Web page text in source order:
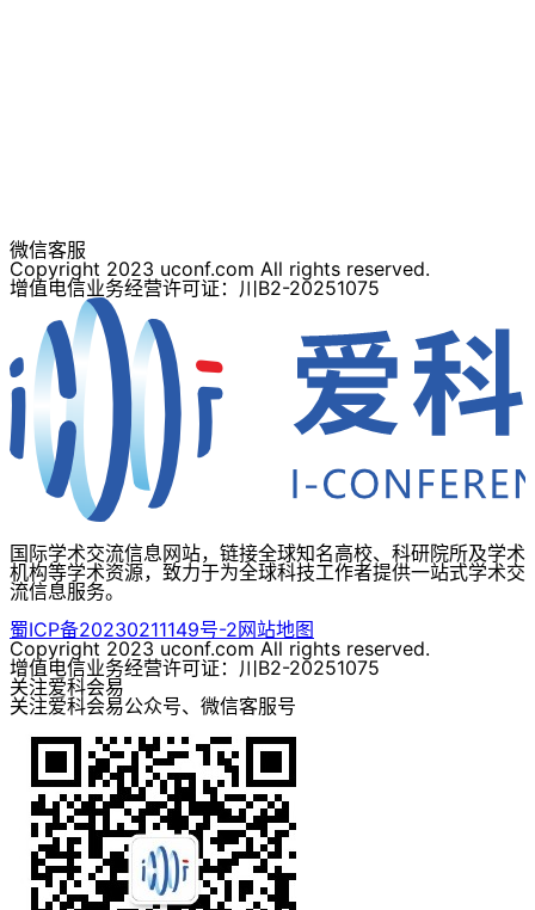
微信客服
Copyright 2023 uconf.com All rights reserved.
增值电信业务经营许可证：川B2-20251075
国际学术交流信息网站，链接全球知名高校、科研院所及学术
机构等学术资源，致力于为全球科技工作者提供一站式学术交
流信息服务。
蜀ICP备20230211149号-2网站地图
Copyright 2023 uconf.com All rights reserved.
增值电信业务经营许可证：川B2-20251075
关注爱科会易
关注爱科会易公众号、微信客服号